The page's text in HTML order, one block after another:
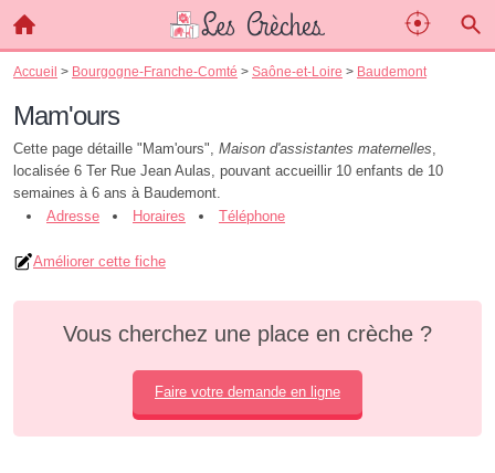
Accueil > Bourgogne-Franche-Comté > Saône-et-Loire > Baudemont
Mam'ours
Cette page détaille "Mam'ours", Maison d'assistantes maternelles,
localisée 6 Ter Rue Jean Aulas, pouvant accueillir 10 enfants de 10
semaines à 6 ans à Baudemont.
Adresse
Horaires Téléphone
Améliorer cette fiche
Vous cherchez une place en crèche ?
Faire votre demande en ligne